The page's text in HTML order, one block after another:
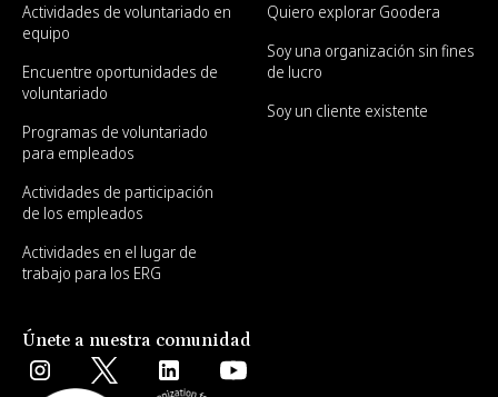
Actividades de voluntariado en
equipo
Encuentre oportunidades de
voluntariado
Programas de voluntariado
para empleados
Actividades de participación
de los empleados
Actividades en el lugar de
trabajo para los ERG
Quiero explorar Goodera
Soy una organización sin fines
de lucro
Soy un cliente existente
Únete a nuestra comunidad